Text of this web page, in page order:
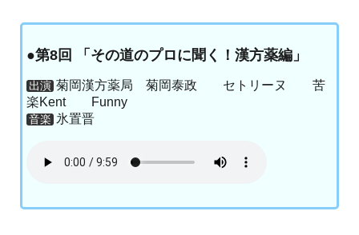
●第8回 「その道のプロに聞く！漢方薬編」
出演 菊岡漢方薬局 菊岡泰政 セトリーヌ 苦
楽Kent Funny
音楽 氷置晋